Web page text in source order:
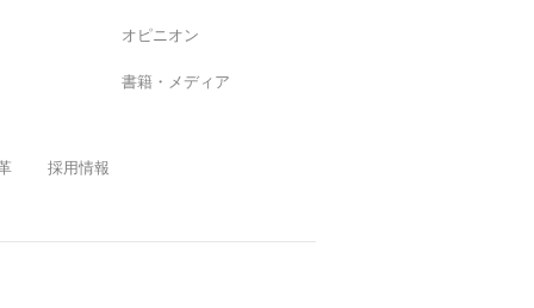
オピニオン
書籍・メディア
採用情報